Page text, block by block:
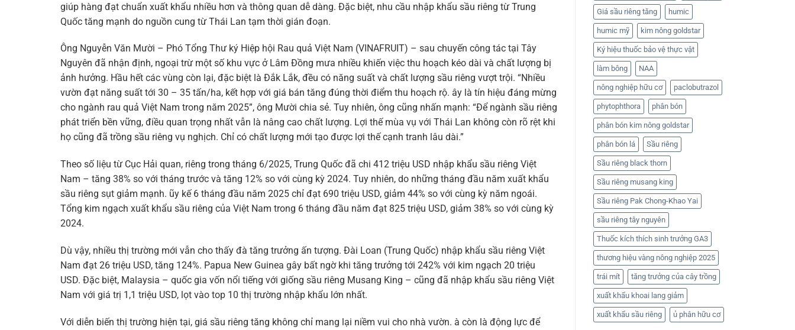
giúp hàng đạt chuẩn xuất khẩu nhiều hơn và thông quan dễ dàng. Đặc biệt, nhu cầu nhập khẩu sầu riêng từ Trung
Quốc tăng mạnh do nguồn cung từ Thái Lan tạm thời gián đoạn.
Ông Nguyễn Văn Mười – Phó Tổng Thư ký Hiệp hội Rau quả Việt Nam (VINAFRUIT) – sau chuyến công tác tại Tây
Nguyên đã nhận định, ngoại trừ một số khu vực ở Lâm Đồng mưa nhiều khiến việc thu hoạch kéo dài và chất lượng bị
ảnh hưởng. Hầu hết các vùng còn lại, đặc biệt là Đắk Lắk, đều có năng suất và chất lượng sầu riêng vượt trội. “Nhiều
vườn đạt năng suất tới 30 – 35 tấn/ha, kết hợp với giá bán tăng đúng thời điểm thu hoạch rộ. ây là tín hiệu đáng mừng
cho ngành rau quả Việt Nam trong năm 2025”, ông Mười chia sẻ. Tuy nhiên, ông cũng nhấn mạnh: “Để ngành sầu riêng
phát triển bền vững, điều quan trọng nhất vẫn là nâng cao chất lượng. Lợi thế mùa vụ với Thái Lan không còn rõ rệt khi
họ cũng đã trồng sầu riêng vụ nghịch. Chỉ có chất lượng mới tạo được lợi thế cạnh tranh lâu dài.”
Theo số liệu từ Cục Hải quan, riêng trong tháng 6/2025, Trung Quốc đã chi 412 triệu USD nhập khẩu sầu riêng Việt
Nam – tăng 38% so với tháng trước và tăng 12% so với cùng kỳ 2024. Tuy nhiên, do những tháng đầu năm xuất khẩu
sầu riêng sụt giảm mạnh. ũy kế 6 tháng đầu năm 2025 chỉ đạt 690 triệu USD, giảm 44% so với cùng kỳ năm ngoái.
Tổng kim ngạch xuất khẩu sầu riêng của Việt Nam trong 6 tháng đầu năm đạt 825 triệu USD, giảm 38% so với cùng kỳ
2024.
Dù vậy, nhiều thị trường mới vẫn cho thấy đà tăng trưởng ấn tượng. Đài Loan (Trung Quốc) nhập khẩu sầu riêng Việt
Nam đạt 26 triệu USD, tăng 124%. Papua New Guinea gây bất ngờ khi tăng trưởng tới 242% với kim ngạch 20 triệu
USD. Đặc biệt, Malaysia – quốc gia vốn nổi tiếng với giống sầu riêng Musang King – cũng đã nhập khẩu sầu riêng Việt
Nam với giá trị 1,1 triệu USD, lọt vào top 10 thị trường nhập khẩu lớn nhất.
Với diễn biến thị trường hiện tại, giá sầu riêng tăng không chỉ mang lại niềm vui cho nhà vườn. à còn là động lực để
Giá sầu riêng tăng humic
humic mỹ kim nông goldstar
Ký hiệu thuốc bảo vệ thực vật
làm bông NAA
nông nghiệp hữu cơ paclobutrazol
phytophthora phân bón
phân bón kim nông goldstar
phân bón lá Sầu riêng
Sầu riêng black thorn
Sầu riêng musang king
Sầu riêng Pak Chong-Khao Yai
sầu riêng tây nguyên
Thuốc kích thích sinh trưởng GA3
thương hiệu vàng nông nghiệp 2025
trái mít tăng trưởng của cây trồng
xuất khẩu khoai lang giảm
xuất khẩu sầu riêng ủ phân hữu cơ